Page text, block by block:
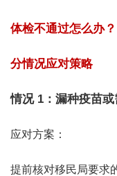
体检不通过怎么办？
分情况应对策略
情况 1：漏种疫苗
应对方案：
提前核对移民局要求